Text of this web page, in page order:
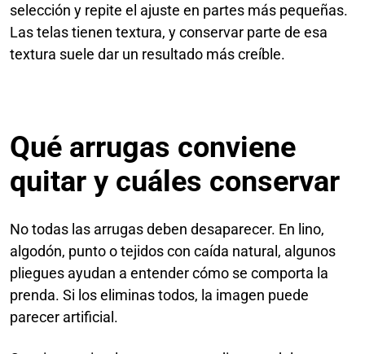
selección y repite el ajuste en partes más pequeñas.
Las telas tienen textura, y conservar parte de esa
textura suele dar un resultado más creíble.
Qué arrugas conviene
quitar y cuáles conservar
No todas las arrugas deben desaparecer. En lino,
algodón, punto o tejidos con caída natural, algunos
pliegues ayudan a entender cómo se comporta la
prenda. Si los eliminas todos, la imagen puede
parecer artificial.